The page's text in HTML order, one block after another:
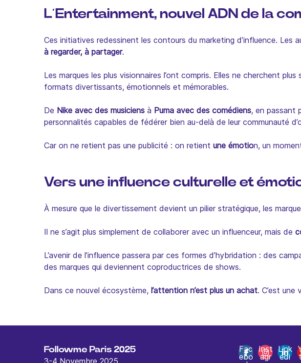
L’Entertainment, nouvel ADN de la
Ces initiatives redessinent les contours du marketing d’influence. Les
à regarder, à partager.
Les marques les plus visionnaires l’ont compris. Elles ne cherchent
formats divertissants, émotionnels et mémorables.
De Nike avec des musiciens à Puma avec des comédiens, en passant
personnalités capables de fédérer bien au-delà de leur communauté
Car on ne retient pas une publicité : on retient une émotion, un
Vers une influence culturelle et
À mesure que le divertissement devient un pilier stratégique, les
Il ne s’agit plus simplement de collaborer avec un influenceur, mais de
L’avenir de l’influence passera par ces formes d’hybridation : des
des marques qui deviennent coproductrices de shows.
Dans ce nouvel écosystème, l’attention n’est plus un achat. C’est une
Followme Paris 2025
3-4 Novembre 2025
Fac
ebo
Inst
agr
Link
edi